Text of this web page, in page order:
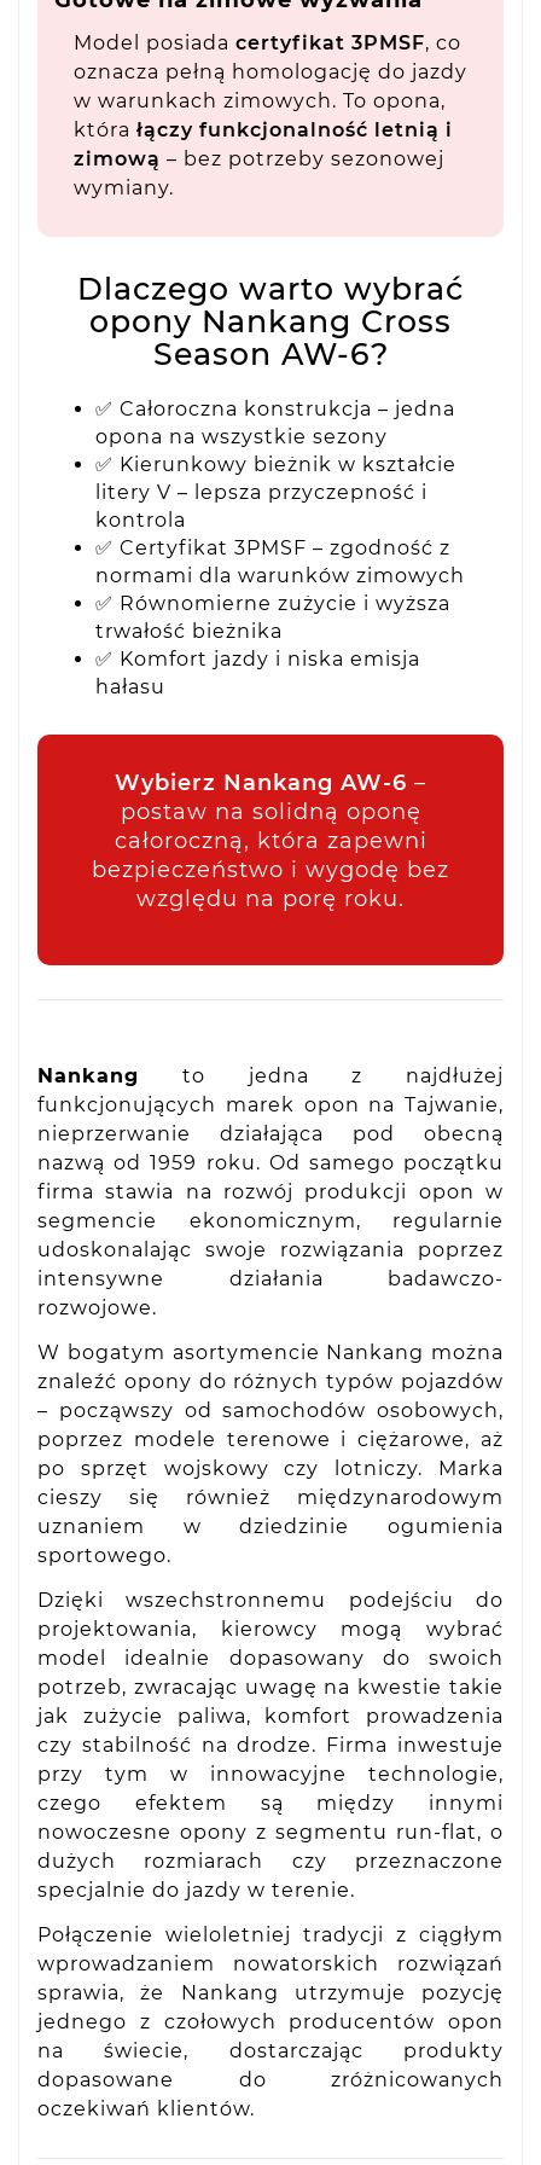
Model posiada certyfikat 3PMSF, co
oznacza pełną homologację do jazdy
w warunkach zimowych. To opona,
która łączy funkcjonalność letnią i
zimową – bez potrzeby sezonowej
wymiany.
Dlaczego warto wybrać
opony Nankang Cross
Season AW-6?
✅ Całoroczna konstrukcja – jedna
opona na wszystkie sezony
✅ Kierunkowy bieżnik w kształcie
litery V – lepsza przyczepność i
kontrola
✅ Certyfikat 3PMSF – zgodność z
normami dla warunków zimowych
✅ Równomierne zużycie i wyższa
trwałość bieżnika
✅ Komfort jazdy i niska emisja
hałasu
Wybierz Nankang AW-6 –
postaw na solidną oponę
całoroczną, która zapewni
bezpieczeństwo i wygodę bez
względu na porę roku.
Nankang
to jedna z najdłużej
funkcjonujących marek opon na Tajwanie,
nieprzerwanie działająca pod obecną
nazwą od 1959 roku. Od samego początku
firma stawia na rozwój produkcji opon w
segmencie ekonomicznym, regularnie
udoskonalając swoje rozwiązania poprzez
intensywne działania badawczo-
rozwojowe.
W bogatym asortymencie Nankang można
znaleźć opony do różnych typów pojazdów
– począwszy od samochodów osobowych,
poprzez modele terenowe i ciężarowe, aż
po sprzęt wojskowy czy lotniczy. Marka
cieszy się również międzynarodowym
uznaniem w dziedzinie ogumienia
sportowego.
Dzięki wszechstronnemu podejściu do
projektowania, kierowcy mogą wybrać
model idealnie dopasowany do swoich
potrzeb, zwracając uwagę na kwestie takie
jak zużycie paliwa, komfort prowadzenia
czy stabilność na drodze. Firma inwestuje
przy tym w innowacyjne technologie,
czego efektem są między innymi
nowoczesne opony z segmentu run-flat, o
dużych rozmiarach czy przeznaczone
specjalnie do jazdy w terenie.
Połączenie wieloletniej tradycji z ciągłym
wprowadzaniem nowatorskich rozwiązań
sprawia, że Nankang utrzymuje pozycję
jednego z czołowych producentów opon
na świecie, dostarczając produkty
dopasowane do zróżnicowanych
oczekiwań klientów.